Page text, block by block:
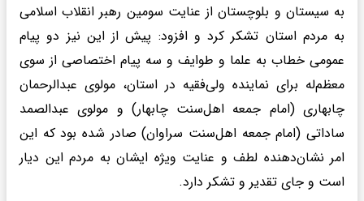
به سیستان و بلوچستان از عنایت سومین رهبر انقلاب اسلامی
به مردم استان تشکر کرد و افزود: پیش از این نیز دو پیام
عمومی خطاب به علما و طوایف و سه پیام اختصاصی از سوی
معظم‌له برای نماینده ولی‌فقیه در استان، مولوی عبدالرحمان
چابهاری (امام جمعه اهل‌سنت چابهار) و مولوی عبدالصمد
ساداتی (امام جمعه اهل‌سنت سراوان) صادر شده بود که این
امر نشان‌دهنده لطف و عنایت ویژه ایشان به مردم این دیار
است و جای تقدیر و تشکر دارد.